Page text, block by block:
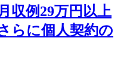
収例29万円以上
らに個人契約の